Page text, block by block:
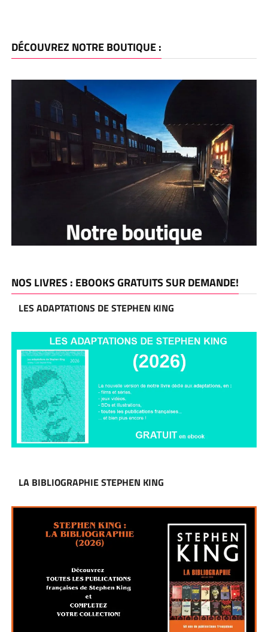
DÉCOUVREZ NOTRE BOUTIQUE :
NOS LIVRES : EBOOKS GRATUITS SUR DEMANDE!
LES ADAPTATIONS DE STEPHEN KING
LA BIBLIOGRAPHIE STEPHEN KING